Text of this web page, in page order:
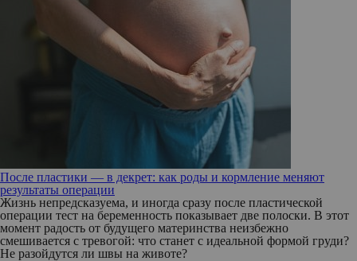
После пластики — в декрет: как роды и кормление меняют
результаты операции
Жизнь непредсказуема, и иногда сразу после пластической
операции тест на беременность показывает две полоски. В этот
момент радость от будущего материнства неизбежно
смешивается с тревогой: что станет с идеальной формой груди?
Не разойдутся ли швы на животе?